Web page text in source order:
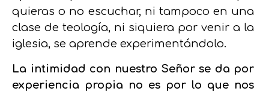
quieras o no escuchar, ni tampoco en una
clase de teología, ni siquiera por venir a la
iglesia, se aprende experimentándolo.
La intimidad con nuestro Señor se da por
experiencia propia no es por lo que nos